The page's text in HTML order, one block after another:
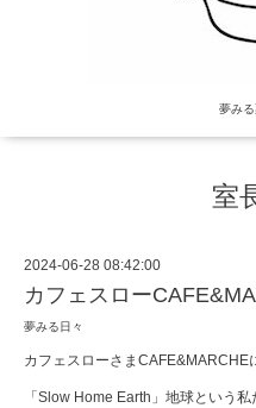
夢み
室
2024-06-28 08:42:00
カフェスロー
夢みる日々
カフェスローさまCAFE&MARCHE
「Slow Home Earth」地球という私